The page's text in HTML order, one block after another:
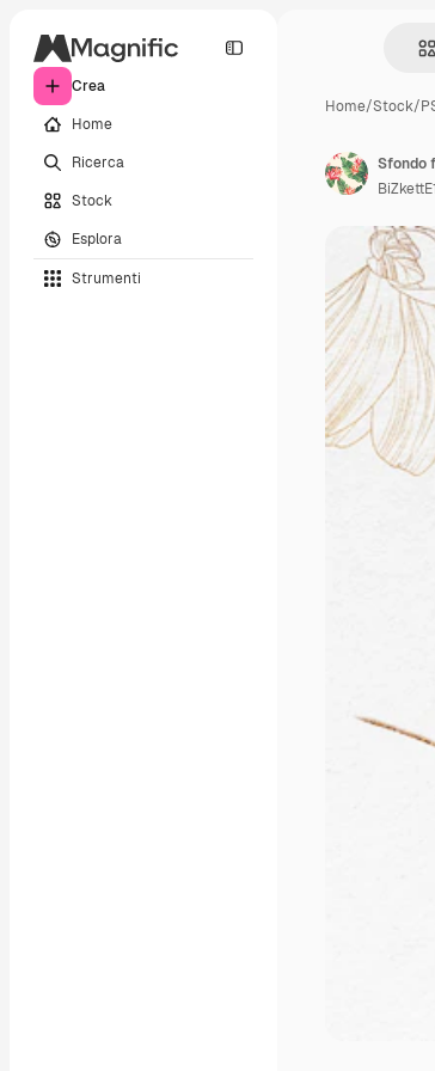
Crea
Home
Ricerca
Stock
Esplora
Strumenti
Home/Stock/
Sfondo